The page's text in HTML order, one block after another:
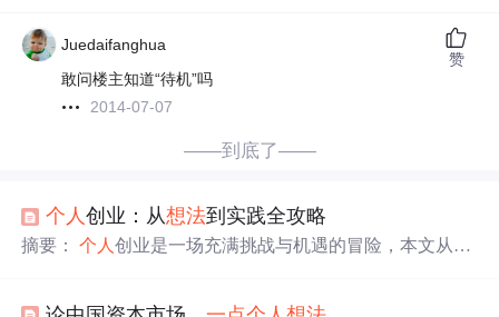
Juedaifanghua
敢问楼主知道“待机”吗
2014-07-07
赞
——到底了——
个人创业：从想法到实践全攻略
摘要：个人创业是一场充满挑战与机遇的冒险，本文从准